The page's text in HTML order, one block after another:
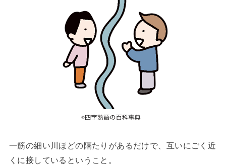
一筋の細い川ほどの隔たりがあるだけで、互いにごく近
くに接しているということ。